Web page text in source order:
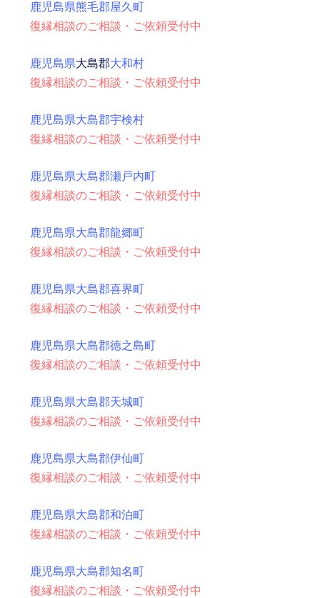
鹿児島県熊毛郡屋久町
復縁相談のご相談・ご依頼受付中
鹿児島県大島郡大和村
復縁相談のご相談・ご依頼受付中
鹿児島県大島郡宇検村
復縁相談のご相談・ご依頼受付中
鹿児島県大島郡瀬戸内町
復縁相談のご相談・ご依頼受付中
鹿児島県大島郡龍郷町
復縁相談のご相談・ご依頼受付中
鹿児島県大島郡喜界町
復縁相談のご相談・ご依頼受付中
鹿児島県大島郡徳之島町
復縁相談のご相談・ご依頼受付中
鹿児島県大島郡天城町
復縁相談のご相談・ご依頼受付中
鹿児島県大島郡伊仙町
復縁相談のご相談・ご依頼受付中
鹿児島県大島郡和泊町
復縁相談のご相談・ご依頼受付中
鹿児島県大島郡知名町
復縁相談のご相談・ご依頼受付中